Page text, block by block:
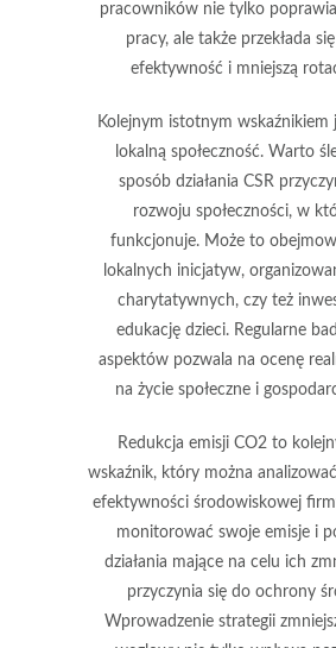
pracowników nie tylko
pracy, ale także przekłada
efektywność i mniejszą
Kolejnym istotnym wskaźnikiem
lokalną społeczność. Warto
sposób działania CSR
rozwoju społeczności, w
funkcjonuje. Może to
lokalnych inicjatyw,
charytatywnych, czy też
edukację dzieci. Regularne
aspektów pozwala na ocenę
na życie społeczne i
Redukcja emisji CO2 to
wskaźnik, który można
efektywności środowiskowej
monitorować swoje emisje i
działania mające na celu ich
przyczynia się do ochrony
Wprowadzenie strategii